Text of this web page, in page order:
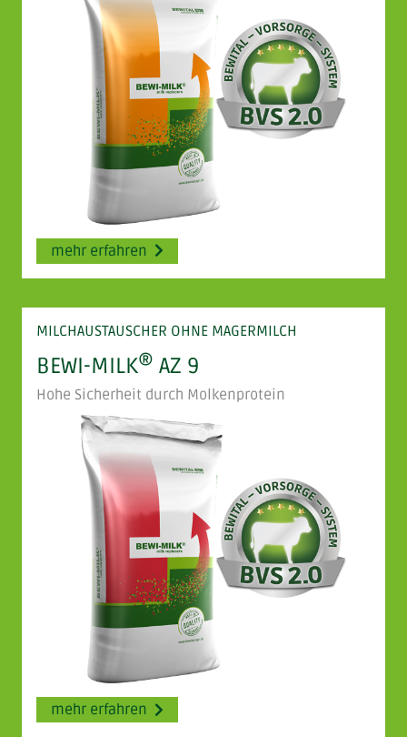
mehr erfahren
MILCHAUSTAUSCHER OHNE MAGERMILCH
BEWI-MILK® AZ 9
Hohe Sicherheit durch Molkenprotein
mehr erfahren